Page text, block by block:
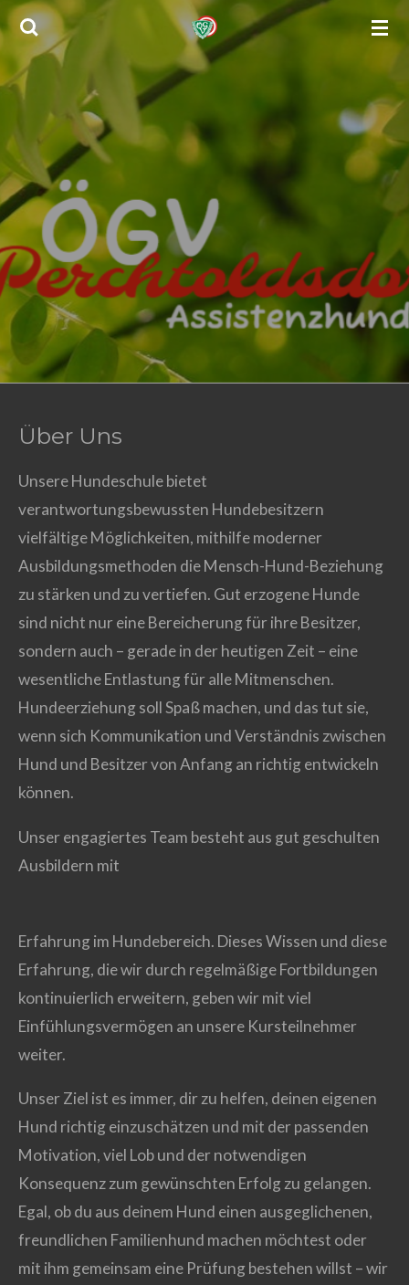
Zum
Hauptinhalt
springen
Über Uns
Unsere Hundeschule bietet
verantwortungsbewussten Hundebesitzern
vielfältige Möglichkeiten, mithilfe moderner
Ausbildungsmethoden die Mensch-Hund-Beziehung
zu stärken und zu vertiefen. Gut erzogene Hunde
sind nicht nur eine Bereicherung für ihre Besitzer,
sondern auch – gerade in der heutigen Zeit – eine
wesentliche Entlastung für alle Mitmenschen.
Hundeerziehung soll Spaß machen, und das tut sie,
wenn sich Kommunikation und Verständnis zwischen
Hund und Besitzer von Anfang an richtig entwickeln
können.
Unser engagiertes Team besteht aus gut geschulten
Ausbildern mit
Erfahrung im Hundebereich. Dieses Wissen und diese
Erfahrung, die wir durch regelmäßige Fortbildungen
kontinuierlich erweitern, geben wir mit viel
Einfühlungsvermögen an unsere Kursteilnehmer
weiter.
Unser Ziel ist es immer, dir zu helfen, deinen eigenen
Hund richtig einzuschätzen und mit der passenden
Motivation, viel Lob und der notwendigen
Konsequenz zum gewünschten Erfolg zu gelangen.
Egal, ob du aus deinem Hund einen ausgeglichenen,
freundlichen Familienhund machen möchtest oder
mit ihm gemeinsam eine Prüfung bestehen willst – wir